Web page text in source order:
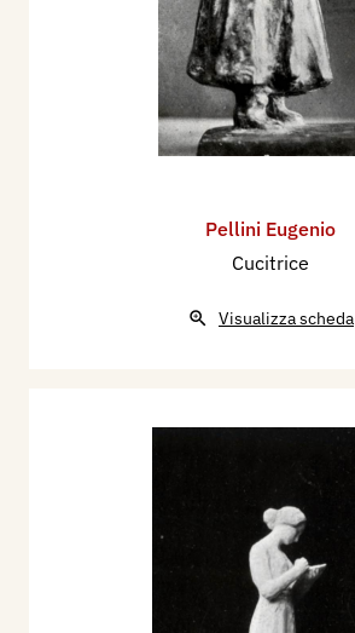
Pellini Eugenio
Cucitrice
Visualizza scheda